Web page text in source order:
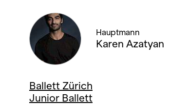
Hauptmann
Karen Azatyan
Ballett Zürich
Junior Ballett